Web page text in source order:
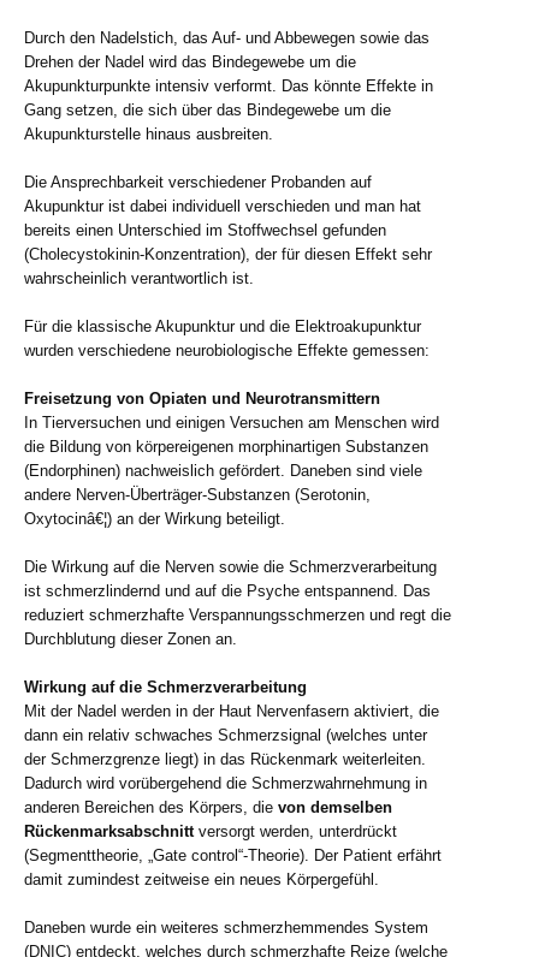
Durch den Nadelstich, das Auf- und Abbewegen sowie das
Drehen der Nadel wird das Bindegewebe um die
Akupunkturpunkte intensiv verformt. Das könnte Effekte in
Gang setzen, die sich über das Bindegewebe um die
Akupunkturstelle hinaus ausbreiten.
Die Ansprechbarkeit verschiedener Probanden auf
Akupunktur ist dabei individuell verschieden und man hat
bereits einen Unterschied im Stoffwechsel gefunden
(Cholecystokinin-Konzentration), der für diesen Effekt sehr
wahrscheinlich verantwortlich ist.
Für die klassische Akupunktur und die Elektroakupunktur
wurden verschiedene neurobiologische Effekte gemessen:
Freisetzung von Opiaten und Neurotransmittern
In Tierversuchen und einigen Versuchen am Menschen wird
die Bildung von körpereigenen morphinartigen Substanzen
(Endorphinen) nachweislich gefördert. Daneben sind viele
andere Nerven-Überträger-Substanzen (Serotonin,
Oxytocinâ€¦) an der Wirkung beteiligt.
Die Wirkung auf die Nerven sowie die Schmerzverarbeitung
ist schmerzlindernd und auf die Psyche entspannend. Das
reduziert schmerzhafte Verspannungsschmerzen und regt die
Durchblutung dieser Zonen an.
Wirkung auf die Schmerzverarbeitung
Mit der Nadel werden in der Haut Nervenfasern aktiviert, die
dann ein relativ schwaches Schmerzsignal (welches unter
der Schmerzgrenze liegt) in das Rückenmark weiterleiten.
Dadurch wird vorübergehend die Schmerzwahrnehmung in
anderen Bereichen des Körpers, die von demselben
Rückenmarksabschnittversorgt werden, unterdrückt
(Segmenttheorie, „Gate control“-Theorie). Der Patient erfährt
damit zumindest zeitweise ein neues Körpergefühl.
Daneben wurde ein weiteres schmerzhemmendes System
(DNIC) entdeckt, welches durch schmerzhafte Reize (welche